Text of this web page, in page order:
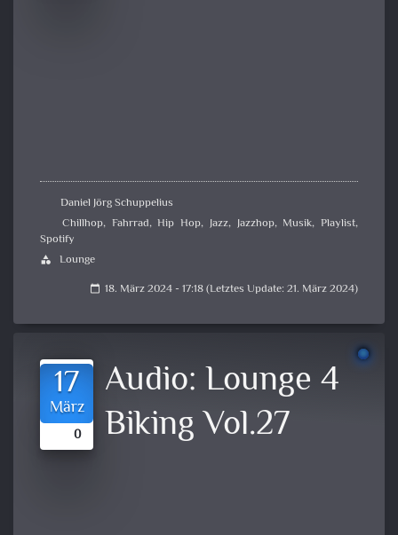
Daniel Jörg Schuppelius
Chillhop, Fahrrad,Hip Hop, Jazz, Jazzhop, Musik,Playlist,
Spotify
category Lounge
calendar_today 18. März 2024 - 17:18 (Letztes Update: 21. März 2024)
17
März
0
Audio: Lounge 4
Biking Vol.27